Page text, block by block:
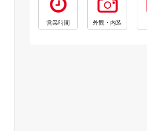
営業時間 外観・内装